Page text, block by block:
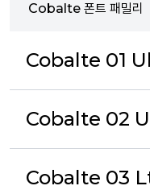
Cobalte 폰트 패밀리
Cobalte 01 Ul
Cobalte 02
Cobalte 03